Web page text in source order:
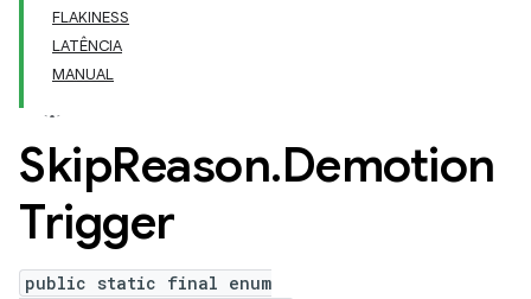
FLAKINESS
LATÊNCIA
MANUAL
SkipReason.Demotion
Trigger
public static final enum